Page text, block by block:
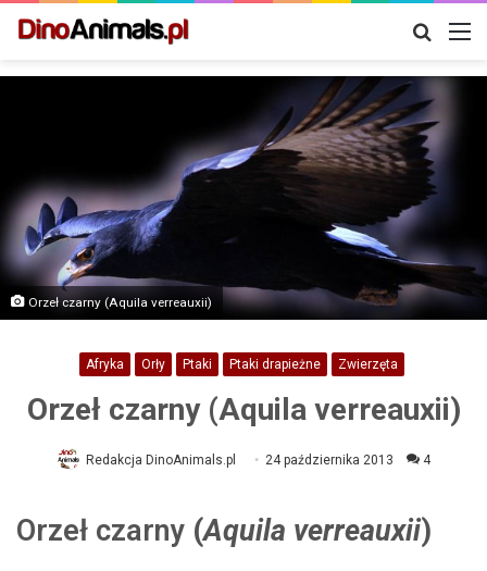
Szukaj
Orzeł czarny (Aquila verreauxii)
Afryka Orły Ptaki Ptaki drapieżne Zwierzęta
Orzeł czarny (Aquila verreauxii)
Redakcja DinoAnimals.pl 24 października 2013 4
Orzeł czarny (Aquila verreauxii)